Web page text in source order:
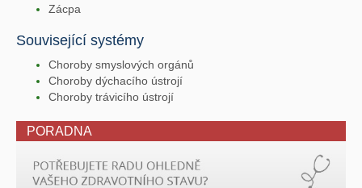
Zácpa
Související systémy
Choroby smyslových orgánů
Choroby dýchacího ústrojí
Choroby trávicího ústrojí
PORADNA